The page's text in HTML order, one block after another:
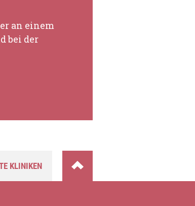
an einem
bei der
KLINIKEN